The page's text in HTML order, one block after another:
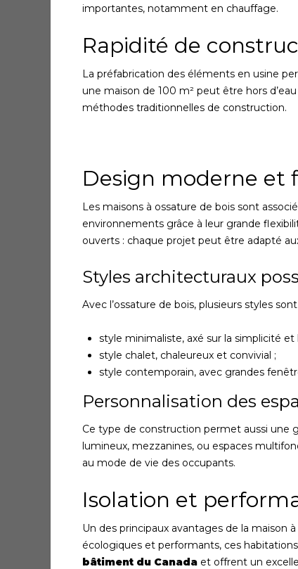
importantes, notamment en chauffage.
Rapidité de
La préfabrication des éléments en usine
une maison de 100 m² peut être hors
méthodes traditionnelles de construction.
Design moderne et
Les maisons à ossature de bois sont
environnements grâce à leur grande
ouverts : chaque projet peut être adapté
Styles architecturaux
Avec l’ossature de bois, plusieurs styles
style minimaliste, axé sur la simplicité et
style chalet, chaleureux et convivial ;
style contemporain, avec grandes
Personnalisation des
Ce type de construction permet aussi une
lumineux, mezzanines, ou espaces
au mode de vie des occupants.
Isolation et
Un des principaux avantages de la maison
écologiques et performants, ces
bâtiment du Canada et offrent un